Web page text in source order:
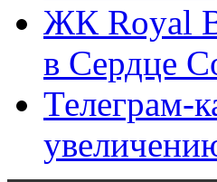
ЖК Royal
в Сердце
Телеграм-